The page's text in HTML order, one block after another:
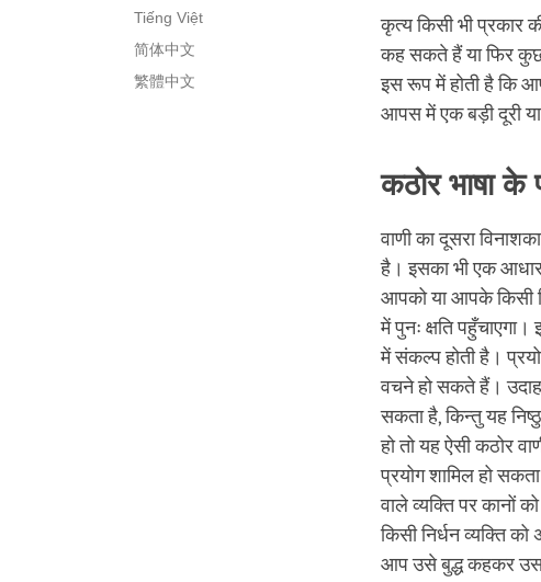
Tiếng Việt
简体中文
繁體中文
कृत्य किसी भी प्रकार
कह सकते हैं या फिर
इस रूप में होती है कि
आपस में एक बड़ी दूरी या
कठोर भाषा के
वाणी का दूसरा
है। इसका भी एक
आपको या आपके किसी
में पुनः क्षति
में संकल्प होती है।
वचने हो सकते हैं।
सकता है, किन्तु यह
हो तो यह ऐसी कठोर
प्रयोग शामिल हो
वाले व्यक्ति पर कानों
किसी निर्धन व्यक्ति
आप उसे बुद्ध कहकर उस